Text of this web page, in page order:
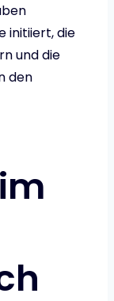
initiiert, die
und die
den